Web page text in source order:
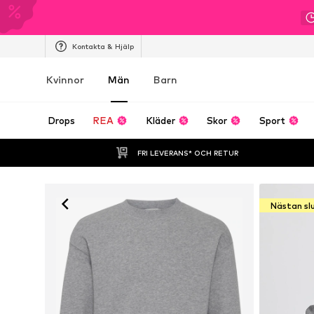
Kontakta & Hjälp
Kvinnor Män Barn
Drops REA Kläder Skor Sport
FRI LEVERANS* OCH RETUR
Nästan